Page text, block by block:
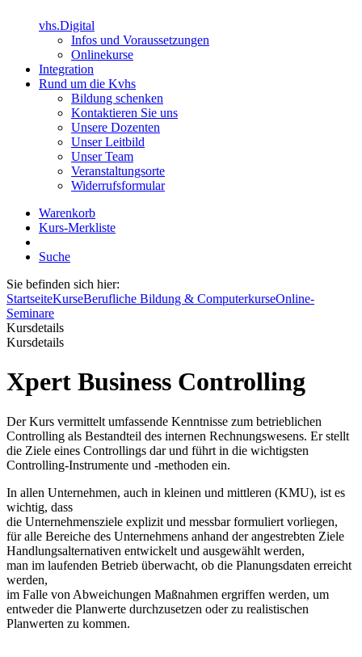
vhs.Digital
Infos und Voraussetzungen
Onlinekurse
Integration
Rund um die Kvhs
Bildung schenken
Kontaktieren Sie uns
Unsere Dozenten
Unser Leitbild
Unser Team
Veranstaltungsorte
Widerrufsformular
Warenkorb
Kurs-Merkliste
Suche
Sie befinden sich hier:
StartseiteKurseBerufliche Bildung & ComputerkurseOnline-
Seminare
Kursdetails
Kursdetails
Xpert Business Controlling
Der Kurs vermittelt umfassende Kenntnisse zum betrieblichen
Controlling als Bestandteil des internen Rechnungswesens. Er stellt
die Ziele eines Controllings dar und führt in die wichtigsten
Controlling-Instrumente und -methoden ein.
In allen Unternehmen, auch in kleinen und mittleren (KMU), ist es
wichtig, dass
die Unternehmensziele explizit und messbar formuliert vorliegen,
für alle Bereiche des Unternehmens anhand der angestrebten Ziele
Handlungsalternativen entwickelt und ausgewählt werden,
man im laufenden Betrieb überwacht, ob die Planungsdaten erreicht
werden,
im Falle von Abweichungen Maßnahmen ergriffen werden, um
entweder die Planwerte durchzusetzen oder zu realistischen
Planwerten zu kommen.